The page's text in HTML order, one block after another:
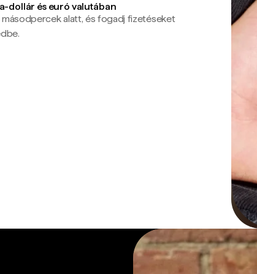
dollár és euró valutában
másodpercek alatt, és fogadj fizetéseket